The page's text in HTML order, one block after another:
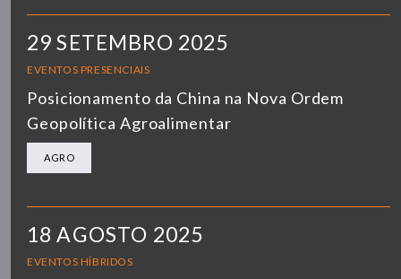
29 SETEMBRO 2025
EVENTOS PRESENCIAIS
Posicionamento da China na Nova Ordem
Geopolítica Agroalimentar
AGRO
18 AGOSTO 2025
EVENTOS HÍBRIDOS